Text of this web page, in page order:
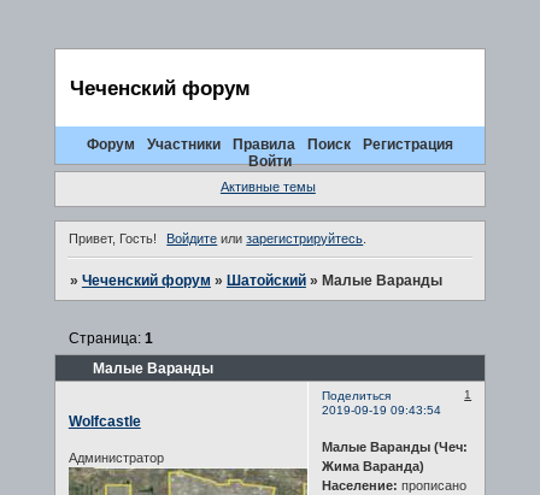
Чеченский форум
Форум Участники Правила Поиск
Регистрация
Войти
Активные темы
Привет, Гость! Войдите илизарегистрируйтесь.
» Чеченский форум » Шатойский » Малые Варанды
Малые Варанды
Страница: 1
Поделиться
1
2019-09-19 09:43:54
Wolfcastle
Администратор
Малые Варанды (Чеч:
Жима Варанда)
Население: прописано